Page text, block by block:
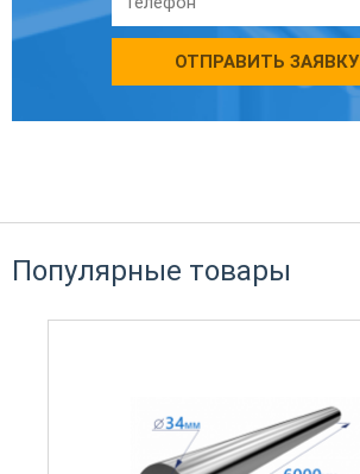
ОТПРАВИТЬ ЗАЯВКУ
Популярные товары